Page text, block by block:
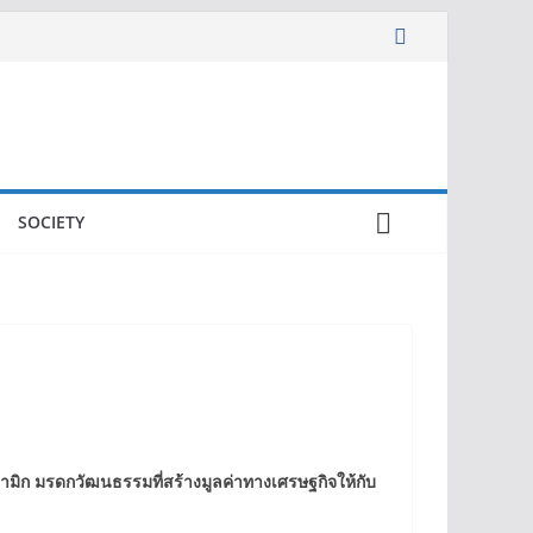
SOCIETY
ก มรดกวัฒนธรรมที่สร้างมูลค่าทางเศรษฐกิจให้กับ